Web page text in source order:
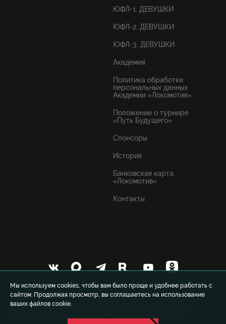
Мы используем cookies, чтобы вам было проще и удобнее работать с
сайтом. Продолжая просмотр, вы соглашаетесь на использование
ваших файлов cookie.
ЮФЛ-1. ДЕВУШКИ
ЮФЛ-2. ДЕВУШКИ
ЮФЛ-3. ДЕВУШКИ
Академия
Политика обработки
персональных данных
Академии «Локомотив»
Положение о турнире
«Путь Будущего»
Спонсоры
История
Банковская карта
«Локомотив»
Контакты
© 1999-2026 FCLM.RU Футбольный клуб «Локомотив»
Москва. При полном или частичном использовании